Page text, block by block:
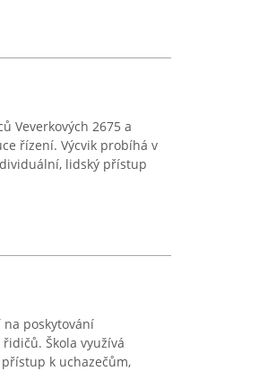
Veverkových 2675 a
řízení. Výcvik probíhá v
lidský přístup
poskytování
Škola využívá
k uchazečům,